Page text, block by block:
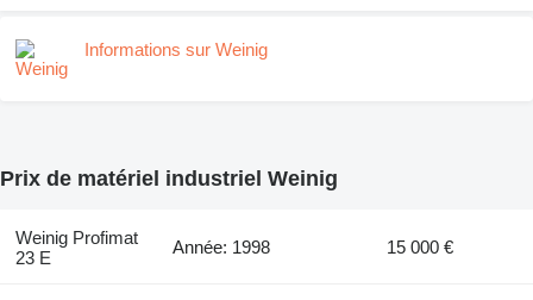
Informations sur Weinig
Prix de matériel industriel Weinig
Weinig Profimat
23 E
Année: 1998 15 000 €